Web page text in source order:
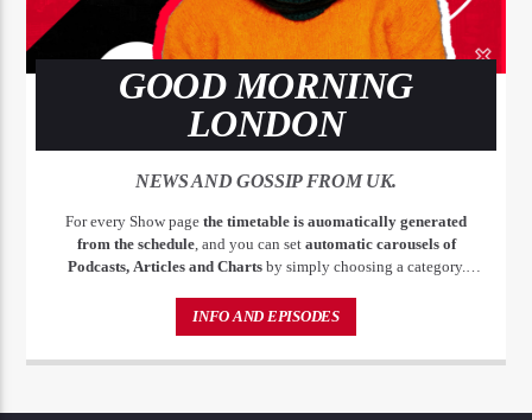
GOOD MORNING
LONDON
NEWS AND GOSSIP FROM UK.
For every Show page the timetable is auomatically generated
from the schedule, and you can set automatic carousels of
Podcasts, Articles and Chartsby simply choosing a category.
pellentesque varius mauris. Sed eu congue nulla, et tincidunt justo.
Aliquam semper faucibus odio id varius. Suspendisse varius laoreet
sodales.
INFO AND EPISODES